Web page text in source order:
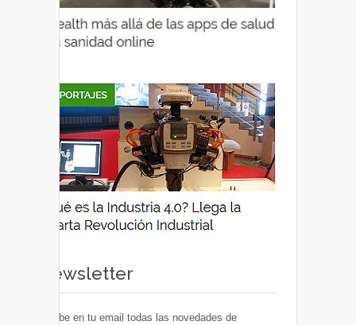
Newsletter
Recibe en tu email todas las novedades de